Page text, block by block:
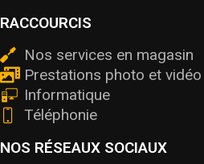
RACCOURCIS
Nos services en magasin
Prestations photo et vidéo
Informatique
Téléphonie
NOS RÉSEAUX SOCIAUX